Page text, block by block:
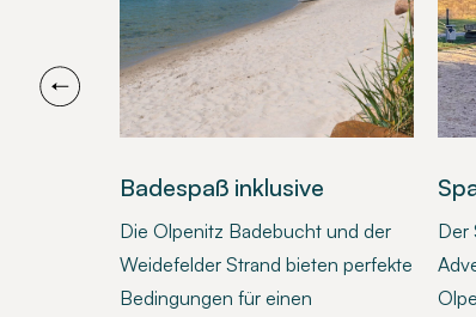
Badespaß inklusive
Die Olpenitz Badebucht und der
Weidefelder Strand bieten perfekte
Bedingungen für einen
Der